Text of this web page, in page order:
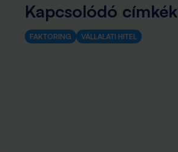
Kapcsolódó címkék
FAKTORING VÁLLALATI HITEL